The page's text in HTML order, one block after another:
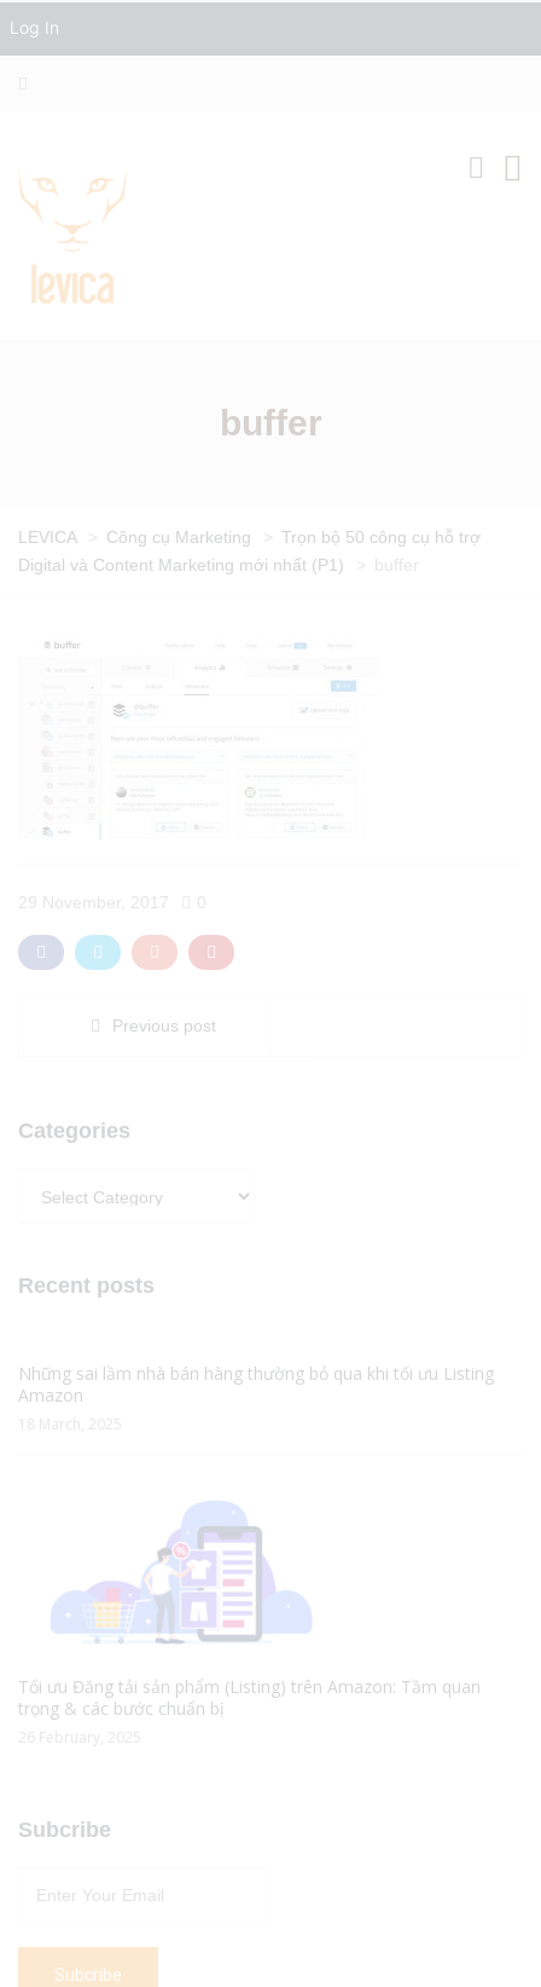
buffer
LEVICA > Công cụ Marketing > Trọn bộ 50 công cụ hỗ trợ
Digital và Content Marketing mới nhất (P1)
> buffer
29 November, 2017 0
Previous post
Categories
Recent posts
Những sai lầm nhà bán hàng thường bỏ qua khi tối ưu Listing
Amazon
18 March, 2025
Tối ưu Đăng tải sản phẩm (Listing) trên Amazon: Tầm quan
trọng & các bước chuẩn bị
26 February, 2025
Subcribe
Log In